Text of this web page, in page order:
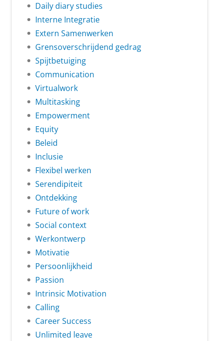
Daily diary studies
Interne Integratie
Extern Samenwerken
Grensoverschrijdend gedrag
Spijtbetuiging
Communication
Virtualwork
Multitasking
Empowerment
Equity
Beleid
Inclusie
Flexibel werken
Serendipiteit
Ontdekking
Future of work
Social context
Werkontwerp
Motivatie
Persoonlijkheid
Passion
Intrinsic Motivation
Calling
Career Success
Unlimited leave